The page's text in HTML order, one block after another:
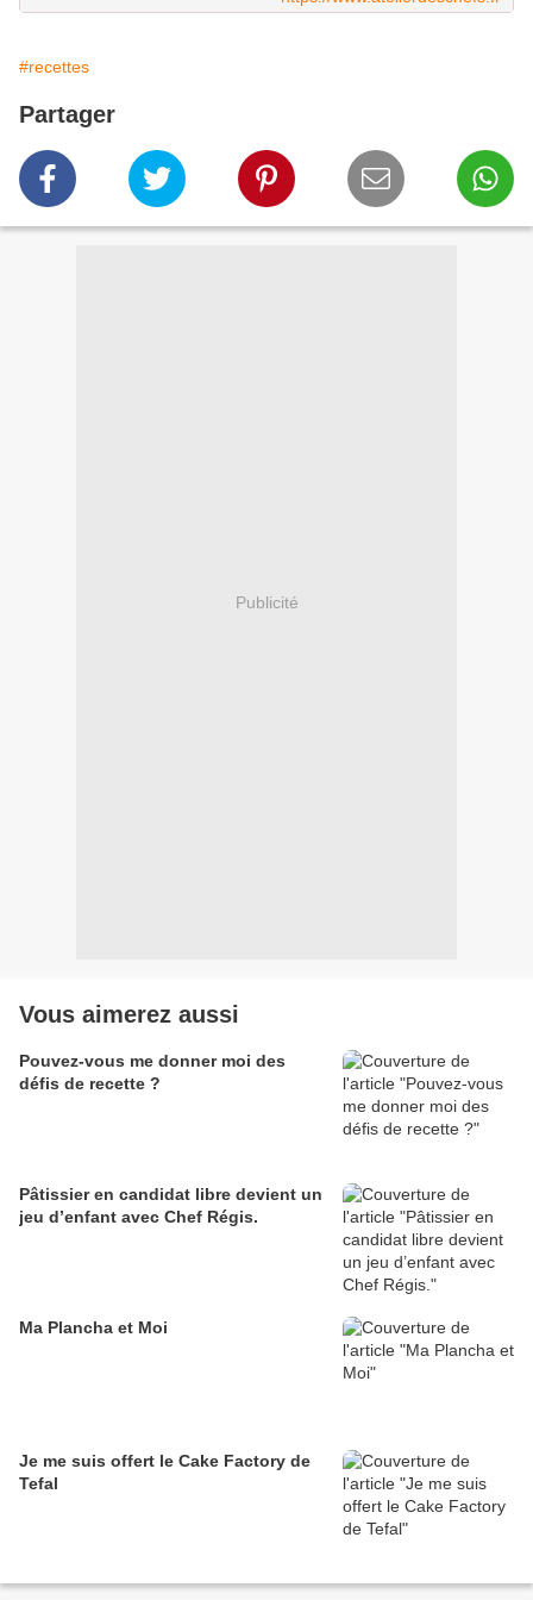
#recettes
Partager
Publicité
Vous aimerez aussi
Pouvez-vous me donner moi des
défis de recette ?
Pâtissier en candidat libre devient un
jeu d’enfant avec Chef Régis.
Ma Plancha et Moi
Je me suis offert le Cake Factory de
Tefal